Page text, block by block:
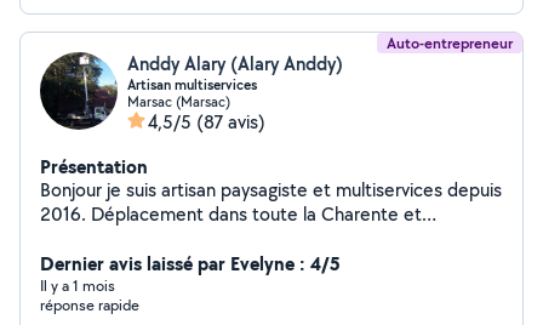
Auto-entrepreneur
Anddy Alary (Alary Anddy)
Artisan multiservices
Marsac (Marsac)
4,5/5 (87 avis)
Présentation
Bonjour je suis artisan paysagiste et multiservices depuis
2016. Déplacement dans toute la Charente et
tout renseignement et devis gratuit. Voici mes
prestations : Élagage et abattage tout hauteur avec ou
sans camion nacelle Taille de haie Tonte et
Dernier avis laissé par Evelyne : 4/5
Il y a 1 mois
réponse rapide